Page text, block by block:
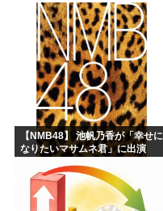
ーーーーー！！
【NMB48】 池帆乃香が「幸せに
なりたいマサムネ君」に出演